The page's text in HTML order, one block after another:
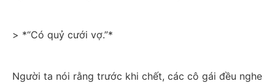
> *“Có quỷ cưới vợ.”*
Người ta nói rằng trước khi chết, các cô gái đều nghe